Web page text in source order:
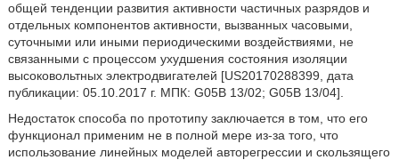
общей тенденции развития активности частичных разрядов и
отдельных компонентов активности, вызванных часовыми,
суточными или иными периодическими воздействиями, не
связанными с процессом ухудшения состояния изоляции
высоковольтных электродвигателей [US20170288399, дата
публикации: 05.10.2017 г. МПК: G05B 13/02; G05B 13/04].
Недостаток способа по прототипу заключается в том, что его
функционал применим не в полной мере из-за того, что
использование линейных моделей авторегрессии и скользящего